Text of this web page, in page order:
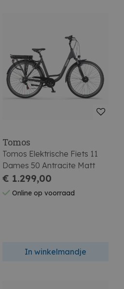
Tomos
Tomos Elektrische Fiets 11
Dames 50 Antracite Matt
€ 1.299,00
Online op voorraad
In winkelmandje